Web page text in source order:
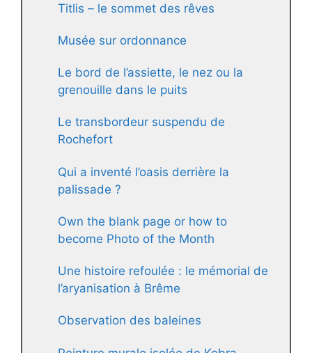
Titlis – le sommet des rêves
Musée sur ordonnance
Le bord de l’assiette, le nez ou la
grenouille dans le puits
Le transbordeur suspendu de
Rochefort
Qui a inventé l’oasis derrière la
palissade ?
Own the blank page or how to
become Photo of the Month
Une histoire refoulée : le mémorial de
l’aryanisation à Brême
Observation des baleines